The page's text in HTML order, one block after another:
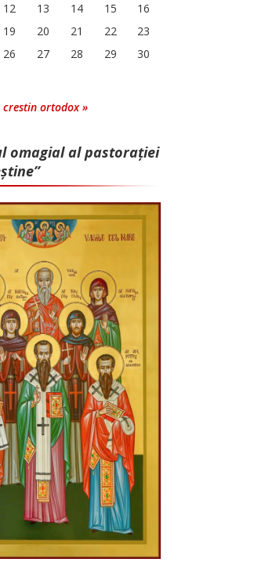
12 13 14 15
16
19 20 21 22
23
26 27 28 29
30
crestin ortodox »
omagial al pastorației